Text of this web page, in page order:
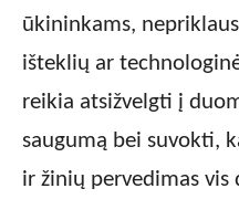
ūkininkams,
išteklių ar
reikia atsižvelgti į
saugumą bei suvokti,
ir žinių pervedimas vis